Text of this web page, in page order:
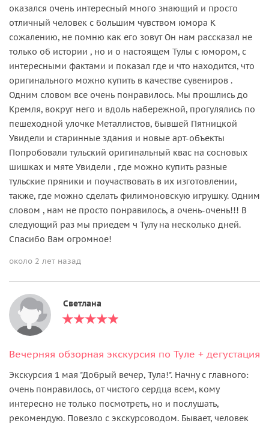
оказался очень интересный много знающий и просто
отличный человек с большим чувством юмора К
сожалению, не помню как его зовут Он нам рассказал не
только об истории , но и о настоящем Тулы с юмором, с
интересными фактами и показал где и что находится, что
оригинального можно купить в качестве сувениров .
Одним словом все очень понравилось. Мы прошлись до
Кремля, вокруг него и вдоль набережной, прогулялись по
пешеходной улочке Металлистов, бывшей Пятницкой
Увидели и старинные здания и новые арт-объекты
Попробовали тульский оригинальный квас на сосновых
шишках и мяте Увидели , где можно купить разные
тульские пряники и поучаствовать в их изготовлении,
также, где можно сделать филимоновскую игрушку. Одним
словом , нам не просто понравилось, а очень-очень!!! В
следующий раз мы приедем ч Тулу на несколько дней.
Спасибо Вам огромное!
около 2 лет назад
Светлана
Вечерняя обзорная экскурсия по Туле + дегустация
Экскурсия 1 мая "Добрый вечер, Тула!". Начну с главного:
очень понравилось, от чистого сердца всем, кому
интересно не только посмотреть, но и послушать,
рекомендую. Повезло с экскурсоводом. Бывает, человек